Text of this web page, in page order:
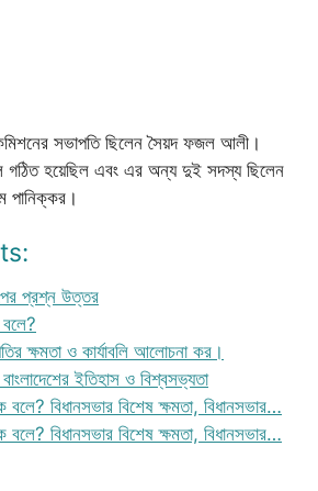
সভাপতি ছিলেন সৈয়দ ফজল আলী।
হয়েছিল এবং এর অন্য দুই সদস্য ছিলেন
পানিক্কর।
প্রশ্ন উত্তর
বলে?
ক্ষমতা ও কার্যাবলি আলোচনা কর।
ইতিহাস ও বিশ্বসভ্যতা
বলে? বিধানসভার বিশেষ ক্ষমতা, বিধানসভার…
বলে? বিধানসভার বিশেষ ক্ষমতা, বিধানসভার…